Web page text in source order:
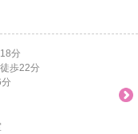
分
徒歩22分
分